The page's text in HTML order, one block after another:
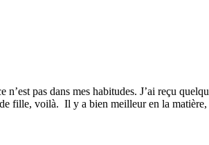
pas dans mes habitudes. J’ai reçu
de fille, voilà. Il y a bien meilleur en la